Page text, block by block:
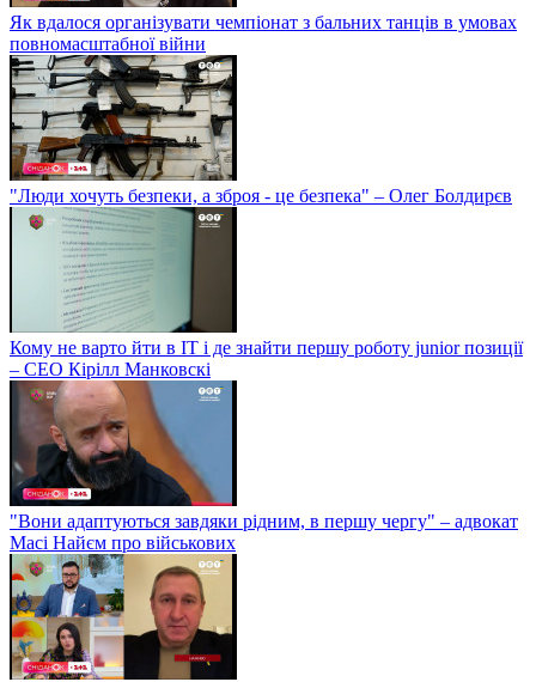
Як вдалося організувати чемпіонат з бальних танців в умовах
повномасштабної війни
"Люди хочуть безпеки, а зброя - це безпека" – Олег Болдирєв
Кому не варто йти в IT і де знайти першу роботу junior позиції
– СЕО Кірілл Манковскі
"Вони адаптуються завдяки рідним, в першу чергу" – адвокат
Масі Найєм про військових